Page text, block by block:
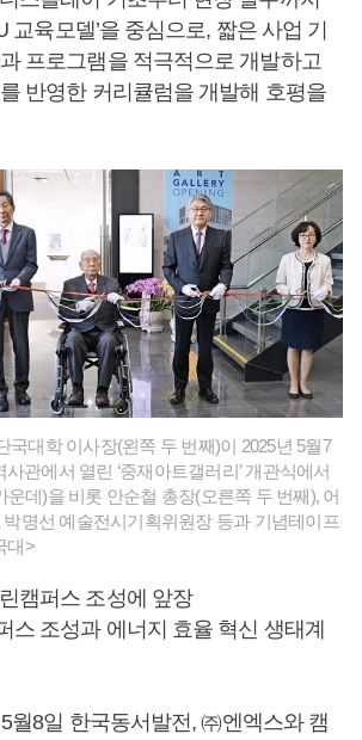
교육모델’을 중심으로, 짧은 사업 기
프로그램을 적극적으로 개발하고
반영한 커리큘럼을 개발해 호평을
국대학 이사장(왼쪽 두 번째)이 2025년 5월7
관에서 열린 ‘중재아트갤러리’ 개관식에서
데)을 비롯 안순철 총장(오른쪽 두 번째), 어
명선 예술전시기획위원장 등과 기념테이프
대>
캠퍼스 조성에 앞장
스 조성과 에너지 효율 혁신 생태계
월8일 한국동서발전, ㈜엔엑스와 캠